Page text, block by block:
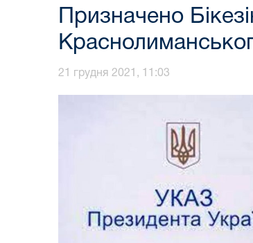
Призначено
21 грудня 2021, 11:03